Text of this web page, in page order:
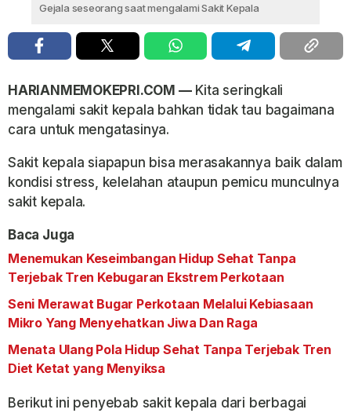
Gejala seseorang saat mengalami Sakit Kepala
HARIANMEMOKEPRI.COM —Kita seringkali
mengalami sakit kepala bahkan tidak tau bagaimana
cara untuk mengatasinya.
Sakit kepala siapapun bisa merasakannya baik dalam
kondisi stress, kelelahan ataupun pemicu munculnya
sakit kepala.
Baca Juga
Menemukan Keseimbangan Hidup Sehat Tanpa
Terjebak Tren Kebugaran Ekstrem Perkotaan
Seni Merawat Bugar Perkotaan Melalui Kebiasaan
Mikro Yang Menyehatkan Jiwa Dan Raga
Menata Ulang Pola Hidup Sehat Tanpa Terjebak Tren
Diet Ketat yang Menyiksa
Berikut ini penyebab sakit kepala dari berbagai